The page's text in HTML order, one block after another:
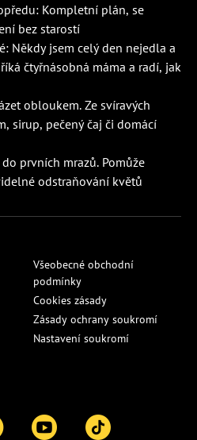
Kompletní plán, se
bez starostí
Někdy jsem celý den nejedla a
čtyřnásobná máma a radí, jak
obloukem. Ze svíravých
sirup, pečený čaj či domácí
prvních mrazů. Pomůže
odstraňování květů
Všeobecné obchodní
podmínky
Cookies zásady
Zásady ochrany soukromí
Nastavení soukromí